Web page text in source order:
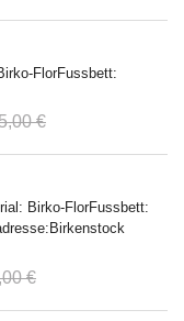
FlorFussbett:
€
Birko-FlorFussbett:
€